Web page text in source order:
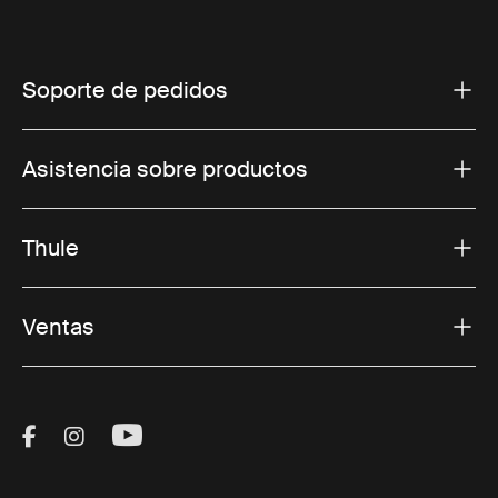
Soporte de pedidos
Asistencia sobre productos
Thule
Ventas
Visit Thule on Facebook (external link)
Visit Thule on Instagram (external link)
Visit Thule on Youtube (external